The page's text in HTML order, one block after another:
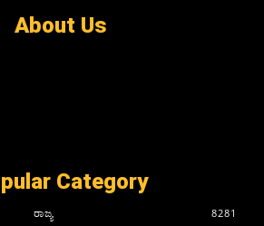
About Us
Category
ರಾಜ್ಯ
8281